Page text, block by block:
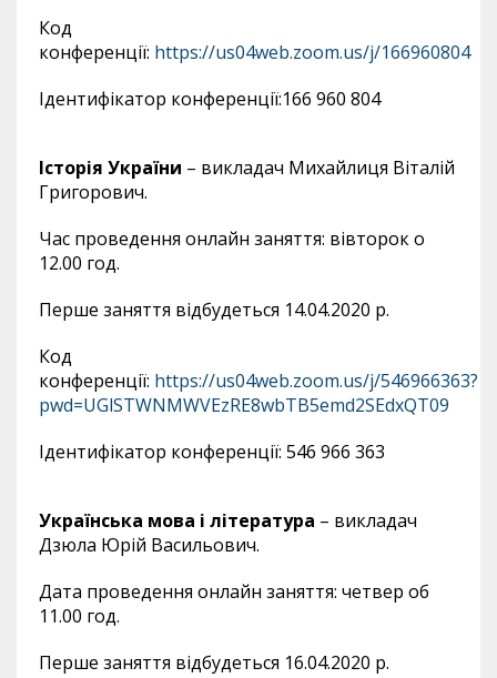
Код
конференції: https://us04web.zoom.us/j/166960804
Ідентифікатор конференції:166 960 804
Історія України – викладач Михайлиця Віталій
Григорович.
Час проведення онлайн заняття: вівторок о
12.00 год.
Перше заняття відбудеться 14.04.2020 р.
Код
конференції: https://us04web.zoom.us/j/546966363?
pwd=UGlSTWNMWVEzRE8wbTB5emd2SEdxQT09
Ідентифікатор конференції: 546 966 363
Українська мова і література – викладач
Дзюла Юрій Васильович.
Дата проведення онлайн заняття: четвер об
11.00 год.
Перше заняття відбудеться 16.04.2020 р.